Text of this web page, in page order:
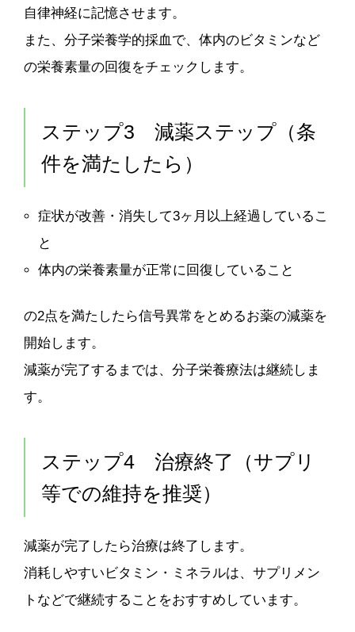
自律神経に記憶させます。
また、分子栄養学的採血で、体内のビタミンなど
の栄養素量の回復をチェックします。
ステップ3 減薬ステップ（条
件を満たしたら）
症状が改善・消失して3ヶ月以上経過しているこ
と
体内の栄養素量が正常に回復していること
の2点を満たしたら信号異常をとめるお薬の減薬を
開始します。
減薬が完了するまでは、分子栄養療法は継続しま
す。
ステップ4 治療終了（サプリ
等での維持を推奨）
減薬が完了したら治療は終了します。
消耗しやすいビタミン・ミネラルは、サプリメン
トなどで継続することをおすすめしています。